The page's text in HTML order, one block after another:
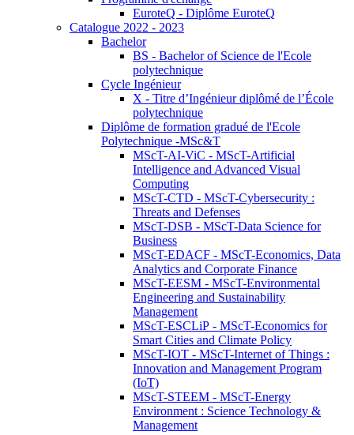
EuroteQ - Diplôme EuroteQ
Catalogue 2022 - 2023
Bachelor
BS - Bachelor of Science de l'Ecole
polytechnique
Cycle Ingénieur
X - Titre d’Ingénieur diplômé de l’École
polytechnique
Diplôme de formation gradué de l'Ecole
Polytechnique -MSc&T
MScT-AI-ViC - MScT-Artificial
Intelligence and Advanced Visual
Computing
MScT-CTD - MScT-Cybersecurity :
Threats and Defenses
MScT-DSB - MScT-Data Science for
Business
MScT-EDACF - MScT-Economics, Data
Analytics and Corporate Finance
MScT-EESM - MScT-Environmental
Engineering and Sustainability
Management
MScT-ESCLiP - MScT-Economics for
Smart Cities and Climate Policy
MScT-IOT - MScT-Internet of Things :
Innovation and Management Program
(IoT)
MScT-STEEM - MScT-Energy
Environment : Science Technology &
Management